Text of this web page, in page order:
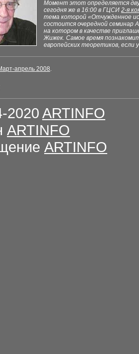
Момент этот определяется
сегодня же в 16:00 в ГЦСИ 2-я
тема которой «Отчужденное
состоится очередной семинар
на котором в качестве
Жижек. Самое время
европейских теоретиков, если
апрель 2008.
2020 ARTINFO
ARTINFO
ARTINFO